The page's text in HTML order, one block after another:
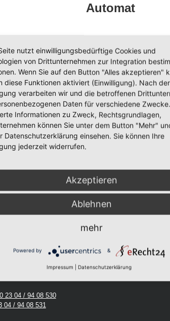
Automat
Koro Tabletop
Automat
0 23 04 / 94 08 530
04 / 94 08 531
nutzt einwilligungsbedürftige Cookies und
von Drittunternehmen zur Integration
Wenn Sie auf den Button "Alles akzeptieren"
diese Funktionen aktiviert (Einwilligung). Nach der
verarbeiten wir und die betroffenen
Daten für verschiedene Zwecke.
Informationen zu Zweck, Rechtsgrundlagen,
können Sie unter dem Button "Mehr"
Datenschutzerklärung einsehen. Sie können Ihre
jederzeit widerrufen.
Akzeptieren
Ablehnen
mehr
Powered by &
Impressum | Datenschutzerklärung